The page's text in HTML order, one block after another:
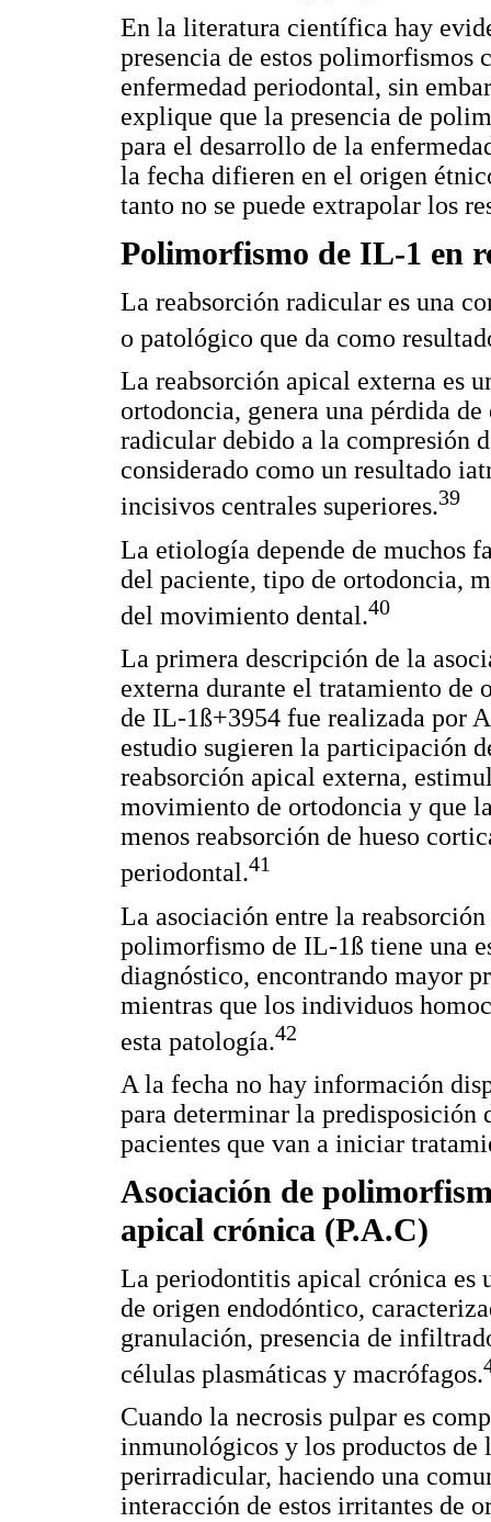
En la literatura científica hay
presencia de estos polimorfismos
enfermedad periodontal, sin
explique que la presencia de
para el desarrollo de la
la fecha difieren en el origen
tanto no se puede extrapolar los
Polimorfismo de IL-1 en
La reabsorción radicular es una
o patológico que da como
La reabsorción apical externa es
ortodoncia, genera una pérdida
radicular debido a la compresión
considerado como un resultado
incisivos centrales superiores.39
La etiología depende de muchos
del paciente, tipo de ortodoncia,
del movimiento dental.40
La primera descripción de la
externa durante el tratamiento
de IL-1ß+3954 fue realizada por
estudio sugieren la participación
reabsorción apical externa,
movimiento de ortodoncia y que
menos reabsorción de hueso
periodontal.41
La asociación entre la
polimorfismo de IL-1ß tiene una
diagnóstico, encontrando mayor
mientras que los individuos
esta patología.42
A la fecha no hay información
para determinar la predisposición
pacientes que van a iniciar
Asociación de
apical crónica (P.A.C)
La periodontitis apical crónica es
de origen endodóntico,
granulación, presencia de
células plasmáticas y macrófagos.
Cuando la necrosis pulpar es
inmunológicos y los productos de
perirradicular, haciendo una
interacción de estos irritantes de